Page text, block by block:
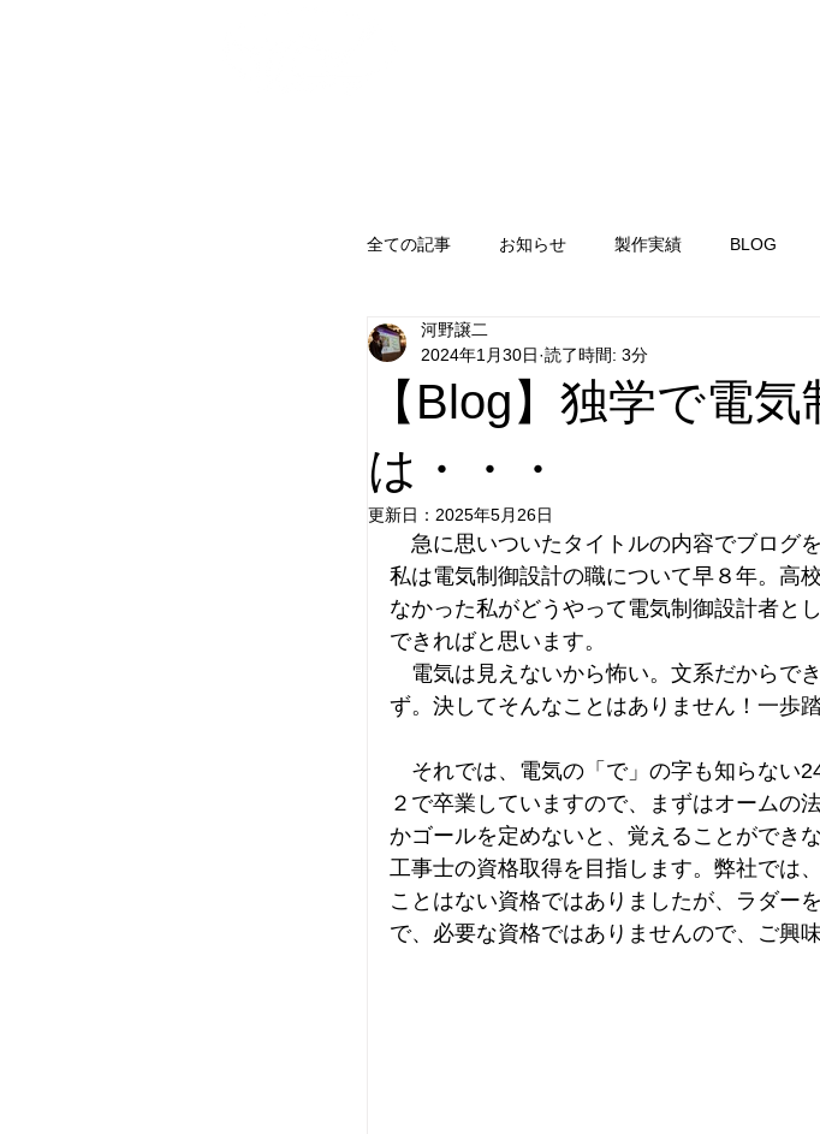
全ての記事 お知らせ 製作実績 BLOG
【Blog】独学で電
は・・・
河野譲二
2024年1月30日 読了時間: 3分
更新日： 2025年5月26日
急に思いついたタイトルの内容でブログを
私は電気制御設計の職について早８年。高
なかった私がどうやって電気制御設計者と
できればと思います。
電気は見えないから怖い。文系だからで
ず。決してそんなことはありません！一歩
それでは、電気の「で」の字も知らない
２で卒業していますので、まずはオームの
かゴールを定めないと、覚えることができ
工事士の資格取得を目指します。弊社では
ことはない資格ではありましたが、ラダー
で、必要な資格ではありませんので、ご興